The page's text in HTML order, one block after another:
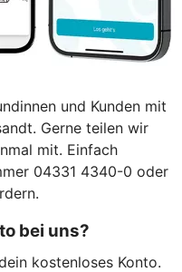
und Kunden mit
Gerne teilen wir
mit. Einfach
04331 4340-0 oder
bei uns?
kostenloses Konto.